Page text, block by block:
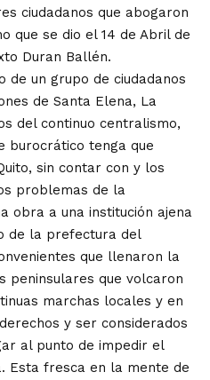
ciudadanos que abogaron
que se dio el 14 de Abril de
Duran Ballén.
de un grupo de ciudadanos
de Santa Elena, La
del continuo centralismo,
burocrático tenga que
sin contar con y los
problemas de la
obra a una institución ajena
de la prefectura del
que llenaron la
peninsulares que volcaron
marchas locales y en
y ser considerados
al punto de impedir el
Esta fresca en la mente de